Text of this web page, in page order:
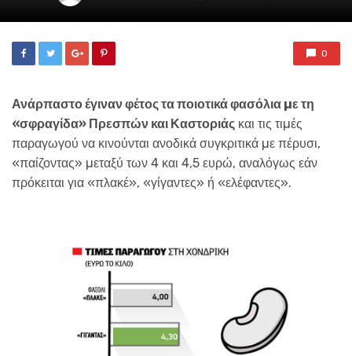
0
Ανάρπαστο έγιναν φέτος τα ποιοτικά φασόλια µε τη
«σφραγίδα» Πρεσπών και Καστοριάς και τις τιµές
παραγωγού να κινούνται ανοδικά συγκριτικά µε πέρυσι,
«παίζοντας» µεταξύ των 4 και 4,5 ευρώ, αναλόγως εάν
πρόκειται για «πλακέ», «γίγαντες» ή «ελέφαντες».